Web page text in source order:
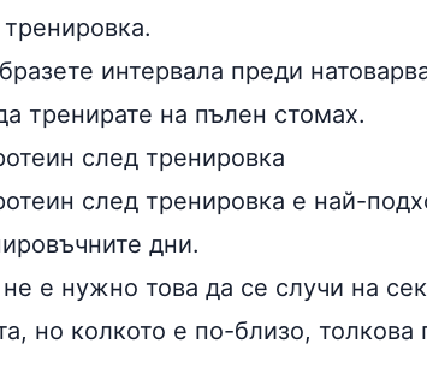
интервала преди
тренирате на пълен стомах.
след тренировка
след тренировка е най-
дни.
е нужно това да се случи на
но колкото е по-близо,